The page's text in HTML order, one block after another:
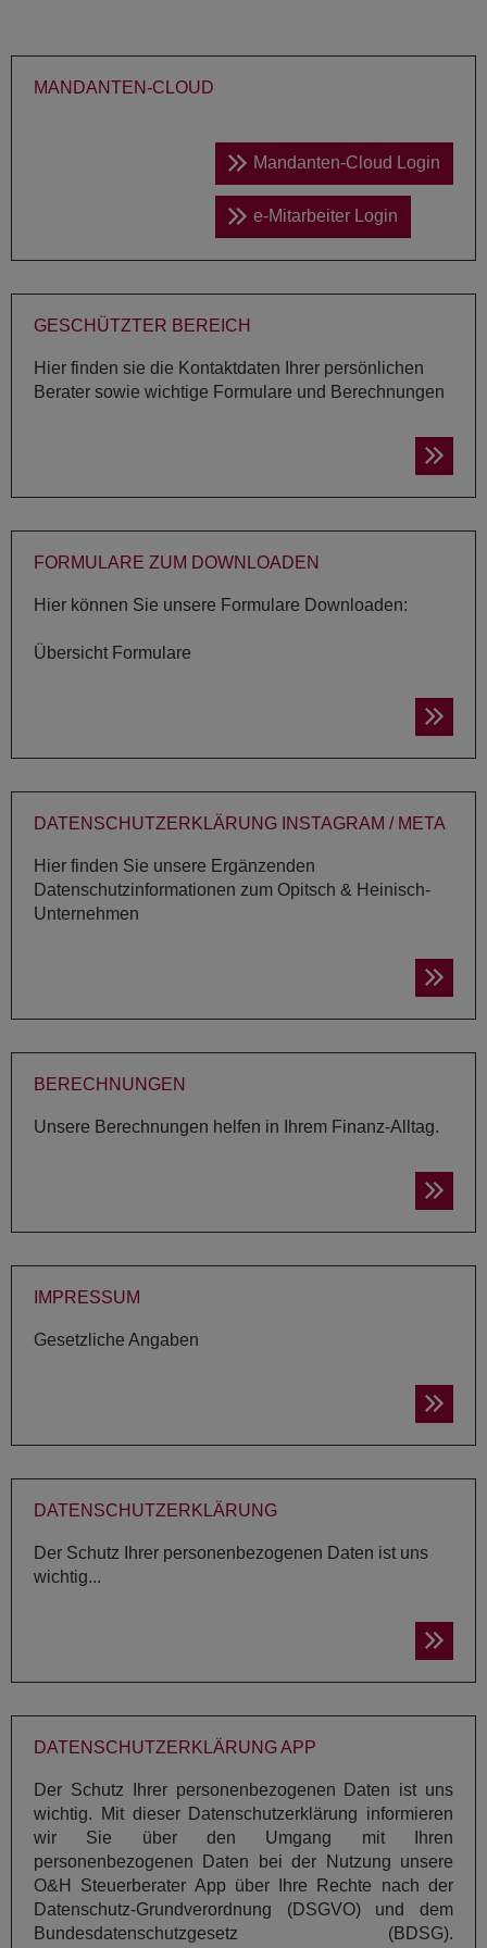
MAN­DAN­TEN-CLOUD
Mandanten-Cloud Login
e-Mitarbeiter Login
GE­SCHÜTZ­TER BE­REICH
Hier finden sie die Kontaktdaten Ihrer persönlichen
Berater sowie wichtige Formulare und Berechnungen
FOR­MU­LA­RE ZUM DOWN­LOA­DEN
Hier können Sie unsere Formulare Downloaden:
Übersicht Formulare
DA­TEN­SCHUTZ­ER­KLÄ­RUNG INS­TA­GRAM / META
Hier finden Sie unsere Ergänzenden
Datenschutzinformationen zum Opitsch & Heinisch-
Unternehmen
BE­RECH­NUN­GEN
Unsere Berechnungen helfen in Ihrem Finanz-Alltag.
IM­PRES­SUM
Gesetzliche Angaben
DA­TEN­SCHUTZ­ER­KLÄ­RUNG
Der Schutz Ihrer personenbezogenen Daten ist uns
wichtig...
DA­TEN­SCHUTZ­ER­KLÄ­RUNG APP
Der Schutz Ihrer personenbezogenen Daten ist uns
wichtig. Mit dieser Datenschutzerklärung informieren
wir Sie über den Umgang mit Ihren
personenbezogenen Daten bei der Nutzung unsere
O&H Steuerberater App über Ihre Rechte nach der
Datenschutz-Grundverordnung (DSGVO) und dem
Bundesdatenschutzgesetz (BDSG).